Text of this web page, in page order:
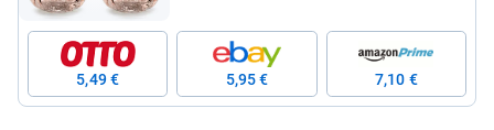
5,49 € 5,95 € 7,10 €